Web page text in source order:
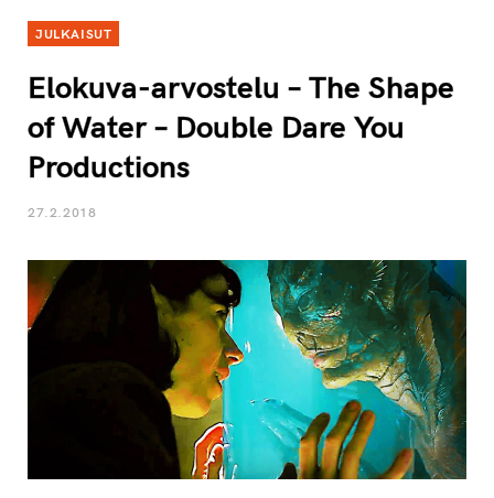
JULKAISUT
Elokuva-arvostelu – The Shape
of Water – Double Dare You
Productions
27.2.2018